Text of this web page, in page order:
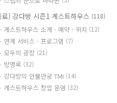
료) 강다방 시즌1 게스트하우스 (118)
게스트하우스 소개 · 예약 · 위치 (12)
연계 서비스 · 프로그램 (7)
모두의 광장 (21)
방명록 (32)
강다방의 안물안궁 TMI (14)
게스트하우스 창업 운영 (32)